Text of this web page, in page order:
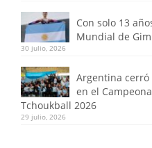
Con solo 13
Mundial de
30 julio, 2026
Argentina
en el
Tchoukball 2026
29 julio, 2026